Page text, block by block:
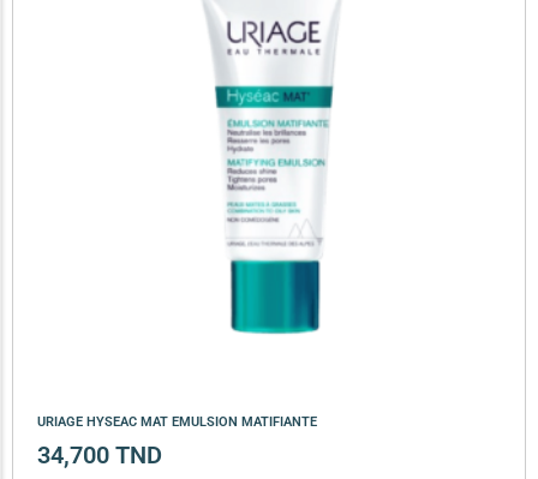
URIAGE HYSEAC MAT EMULSION MATIFIANTE
34,700 TND